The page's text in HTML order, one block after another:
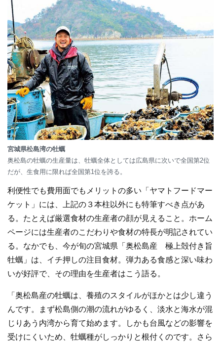
宮城県松島湾の牡蠣
奥松島の牡蠣の生産量は、牡蠣全体としては広島県に次いで全国第2位
だが、生食用に限れば全国第1位を誇る。
利便性でも費用面でもメリットの多い「ヤマトフードマー
ケット」には、上記の３本柱以外にも特筆すべき点があ
る。たとえば厳選食材の生産者の顔が見えること。ホーム
ページには生産者のこだわりや食材の特長が明記されてい
る。なかでも、今が旬の宮城県「奥松島産 極上殻付き旨
牡蠣」は、イチ押しの注目食材。弾力ある食感と深い味わ
いが好評で、その理由を生産者はこう語る。
「奥松島産の牡蠣は、養殖のスタイルがほかとは少し違う
んです。まず松島側の潮の流れがゆるく、淡水と海水が混
じりあう内湾から育て始めます。しかも台風などの影響を
受けにくいため、牡蠣種がしっかりと根付くのです。さら